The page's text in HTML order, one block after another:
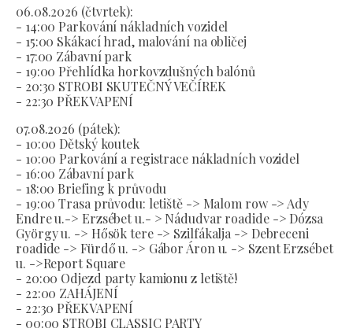
06.08.2026 (čtvrtek):
- 14:00 Parkování nákladních vozidel
- 15:00 Skákací hrad, malování na obličej
- 17:00 Zábavní park
- 19:00 Přehlídka horkovzdušných balónů
- 20:30 STROBI SKUTEČNÝ VEČÍREK
- 22:30 PŘEKVAPENÍ
07.08.2026 (pátek):
- 10:00 Dětský koutek
- 10:00 Parkování a registrace nákladních vozidel
- 16:00 Zábavní park
- 18:00 Briefing k průvodu
- 19:00 Trasa průvodu: letiště -> Malom row -> Ady
Endre u.-> Erzsébet u.- > Nádudvar roadide -> Dózsa
György u. -> Hősök tere -> Szilfákalja -> Debreceni
roadide -> Fürdő u. -> Gábor Áron u. -> Szent Erzsébet
u. ->Report Square
- 20:00 Odjezd party kamionu z letiště!
- 22:00 ZAHÁJENÍ
- 22:30 PŘEKVAPENÍ
- 00:00 STROBI CLASSIC PARTY